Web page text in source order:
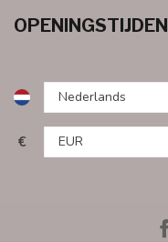
OPENINGSTIJDEN
€